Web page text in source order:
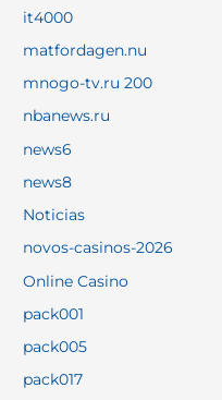
it4000
matfordagen.nu
mnogo-tv.ru 200
nbanews.ru
news6
news8
Noticias
novos-casinos-2026
Online Casino
pack001
pack005
pack017